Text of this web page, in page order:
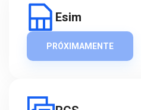
Esim
PRÓXIMAMENTE